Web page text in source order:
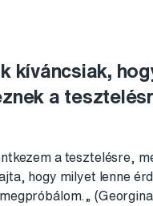
kíváncsiak,
a
a tesztelésre,
hogy milyet lenne